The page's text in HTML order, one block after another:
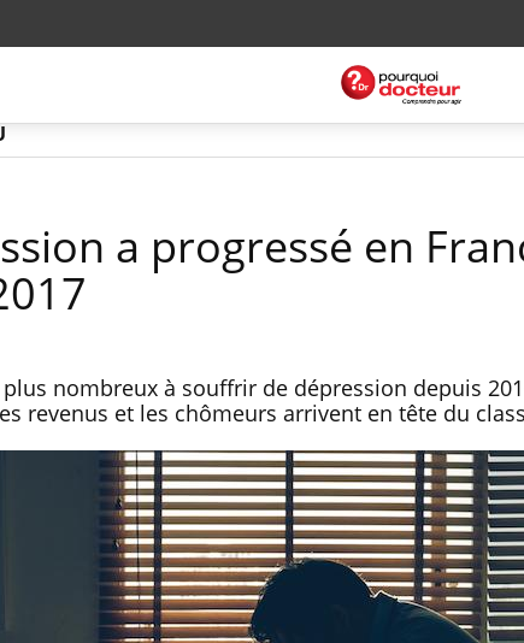
a progressé en
plus nombreux à souffrir de dépression depuis
revenus et les chômeurs arrivent en tête du